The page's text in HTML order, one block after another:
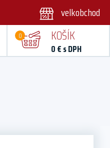
velkobchod
0 KOŠÍK
0€ s DPH